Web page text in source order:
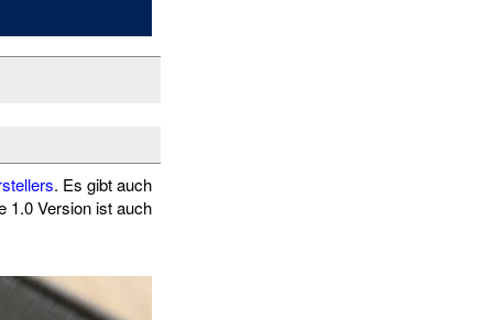
. Es gibt auch
1.0 Version ist auch